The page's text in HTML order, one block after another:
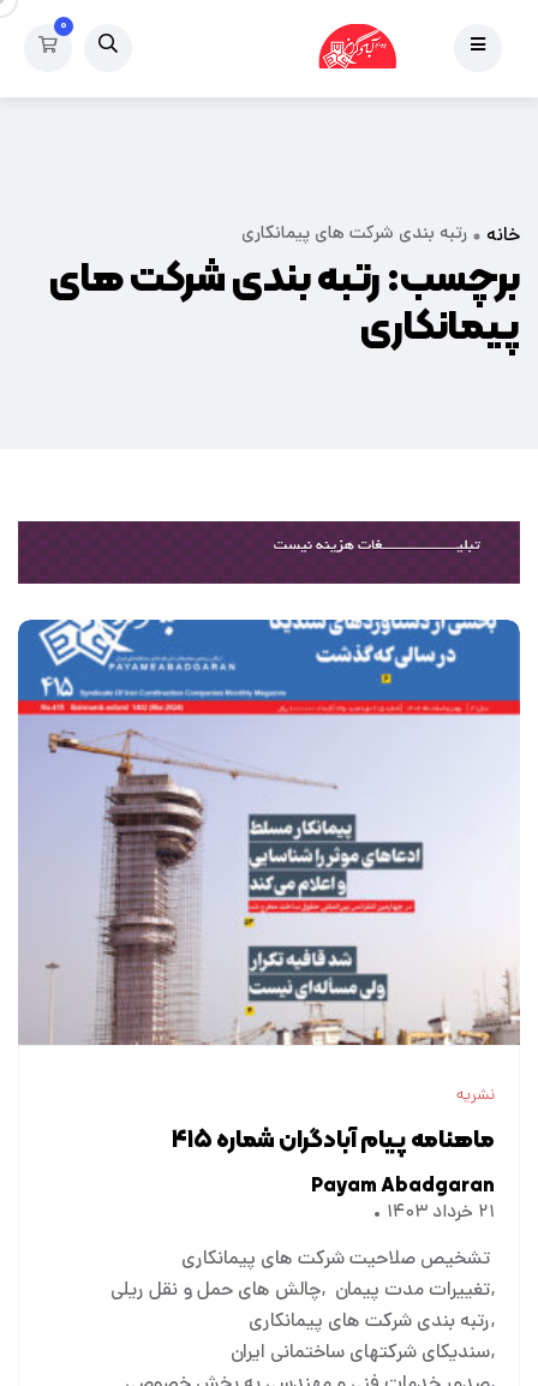
۰
خانه رتبه بندی شرکت های پیمانکاری
برچسب:رتبه بندی شرکت های
پیمانکاری
نشریه
ماهنامه پیام آبادگران شماره ۴۱۵
Payam Abadgaran
۲۱ خرداد ۱۴۰۳
تشخیص صلاحیت شرکت های پیمانکاری
تغییرات مدت پیمان چالش های حمل و نقل ریلی
رتبه بندی شرکت های پیمانکاری
سندیکای شرکتهای ساختمانی ایران